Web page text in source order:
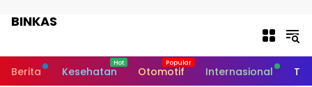
BINKAS
Berita
Kesehatan Otomotif Internasional